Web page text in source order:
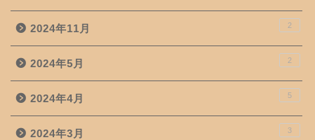
2024年11月 2
2024年5月 2
2024年4月 5
2024年3月 3